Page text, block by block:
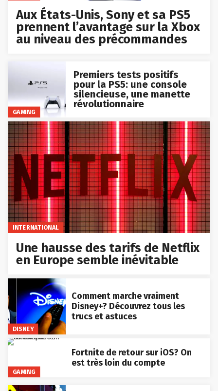
Aux États-Unis, Sony et sa PS5
prennent l’avantage sur la Xbox
au niveau des précommandes
GAMING
Premiers tests positifs
pour la PS5: une console
silencieuse, une manette
révolutionnaire
INTERNATIONAL
Une hausse des tarifs de Netflix
en Europe semble inévitable
DISNEY
Comment marche vraiment
Disney+? Découvrez tous les
trucs et astuces
GAMING
Fortnite de retour sur iOS? On
est très loin du compte